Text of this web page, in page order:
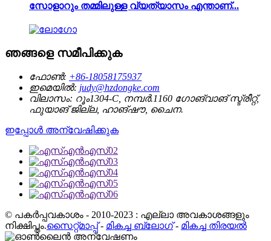
സോളാറും തമ്മിലുള്ള വ്യത്യാസം എന്താണ്...
ഞങ്ങളെ സമീപിക്കുക
ഫോൺ: +86-18058175937
ഇമെയിൽ: judy@hzdongke.com
വിലാസം: റൂം1304-C, നമ്പർ.1160 ഗോങ്‌വാങ് സ്ട്രീറ്റ്,
ഫുയാങ് ജില്ല, ഹാങ്‌ഷൗ, ചൈന.
ഇപ്പോൾ അന്വേഷിക്കുക
© പകർപ്പവകാശം - 2010-2023 : എല്ലാ അവകാശങ്ങളും
നിക്ഷിപ്തം.സൈറ്റ്മാപ്പ്- മികച്ച ബ്ലോഗ്- മികച്ച തിരയൽ